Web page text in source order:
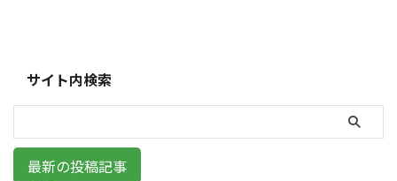
サイト内検索
最新の投稿記事